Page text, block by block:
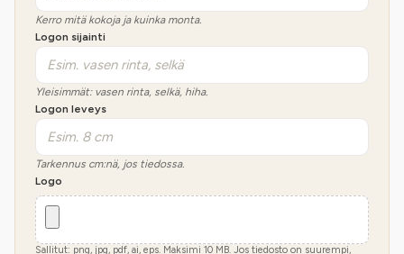
Kerro mitä kokoja ja kuinka monta.
Logon sijainti
Yleisimmät: vasen rinta, selkä, hiha.
Logon leveys
Tarkennus cm:nä, jos tiedossa.
Logo
Sallitut: png, jpg, pdf, ai, eps. Maksimi 10 MB. Jos tiedosto on suurempi,